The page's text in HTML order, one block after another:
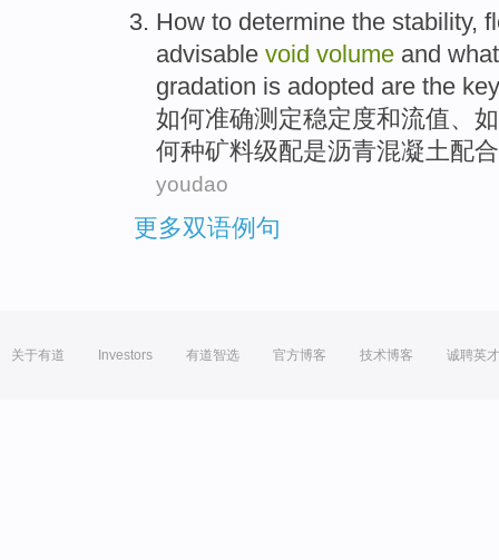
How to determine the stability,
advisable void volume and
gradation is adopted are the key
如何准确测定稳定度和流值、
何种矿料级配是沥青混凝土配
youdao
更多双语例句
关于有道 Investors 有道智选 官方博客 技术博客 诚聘英才